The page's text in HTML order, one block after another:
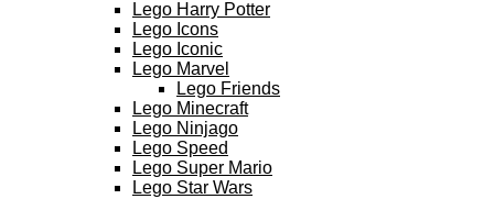
Lego Harry Potter
Lego Icons
Lego Iconic
Lego Marvel
Lego Friends
Lego Minecraft
Lego Ninjago
Lego Speed
Lego Super Mario
Lego Star Wars